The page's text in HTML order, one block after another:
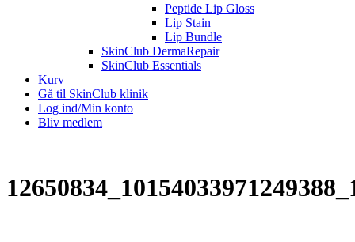
Peptide Lip Gloss
Lip Stain
Lip Bundle
SkinClub DermaRepair
SkinClub Essentials
Kurv
Gå til SkinClub klinik
Log ind/Min konto
Bliv medlem